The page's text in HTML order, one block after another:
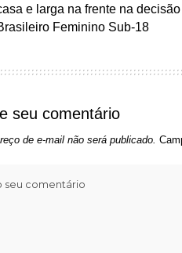
e larga na frente na
Feminino Sub-18
seu comentário
de e-mail não será publicado.